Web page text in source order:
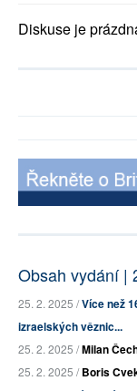
Diskuse je
Obsah vydání |
25. 2. 2025 /Více než
izraelských věznic...
25. 2. 2025 /Milan
25. 2. 2025 /Boris